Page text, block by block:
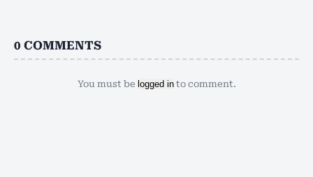
0 COMMENTS
You must be logged into comment.